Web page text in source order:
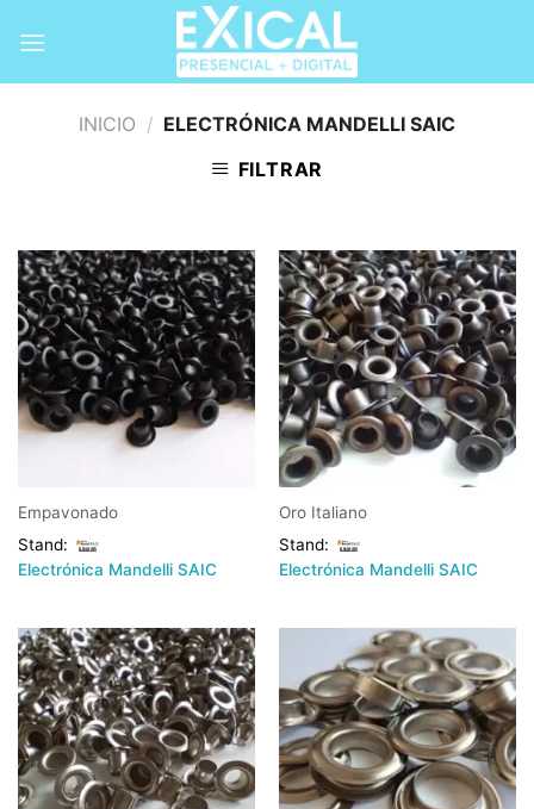
INICIO / ELECTRÓNICA MANDELLI SAIC
FILTRAR
Empavonado
Stand:
Electrónica Mandelli SAIC
Oro Italiano
Stand:
Electrónica Mandelli SAIC